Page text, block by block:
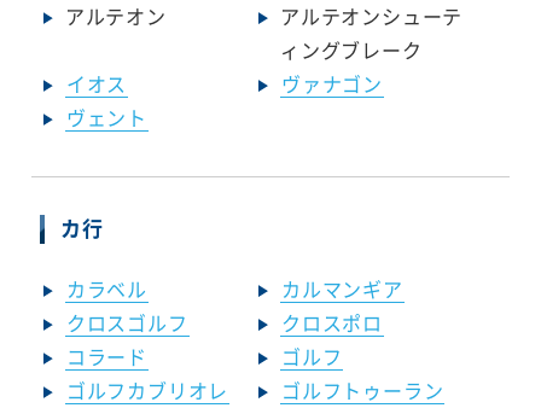
アルテオン
アルテオンシューテ
ィングブレーク
イオス
ヴァナゴン
ヴェント
カ行
カラベル
カルマンギア
クロスゴルフ
クロスポロ
コラード
ゴルフ
ゴルフカブリオレ
ゴルフトゥーラン